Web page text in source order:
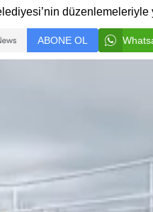
ABONE OL